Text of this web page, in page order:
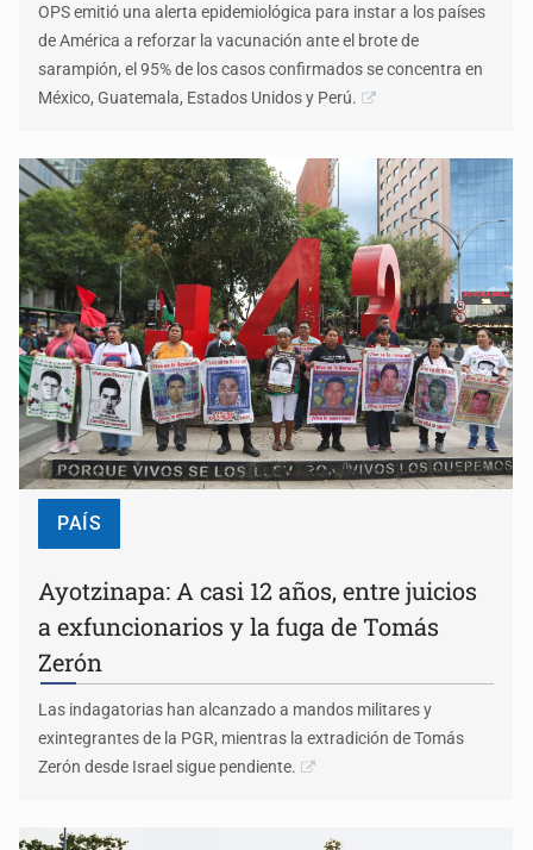
OPS emitió una alerta epidemiológica para instar a los países
de América a reforzar la vacunación ante el brote de
sarampión, el 95% de los casos confirmados se concentra en
México, Guatemala, Estados Unidos y Perú.
PAÍS
Ayotzinapa: A casi 12 años, entre juicios
a exfuncionarios y la fuga de Tomás
Zerón
Las indagatorias han alcanzado a mandos militares y
exintegrantes de la PGR, mientras la extradición de Tomás
Zerón desde Israel sigue pendiente.